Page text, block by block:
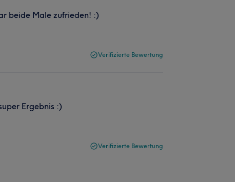
beide Male zufrieden! :)
Verifizierte Bewertung
Ergebnis :)
Verifizierte Bewertung